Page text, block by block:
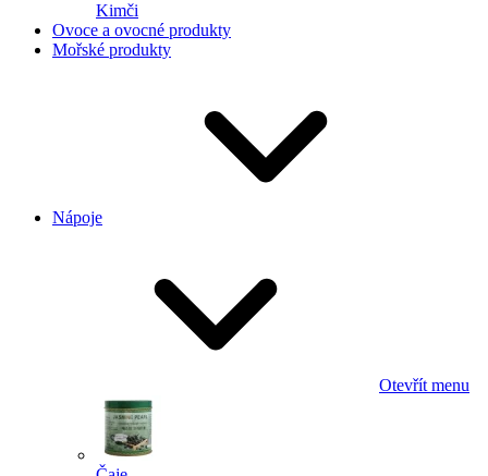
Kimči
Ovoce a ovocné produkty
Mořské produkty
Nápoje
Otevřít menu